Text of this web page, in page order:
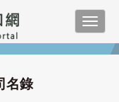
名錄